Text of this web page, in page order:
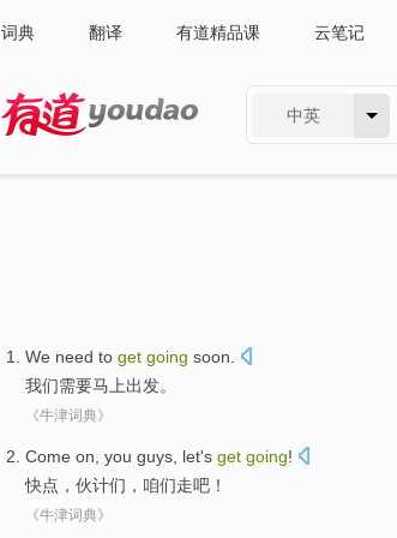
词典 翻译 有道精品课 云笔记
中英
We need to get going soon
我们需要马上出发。
《牛津词典》
Come on you guys let's get going!
快点 ， 伙计们， 咱们走吧！
《牛津词典》